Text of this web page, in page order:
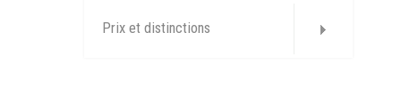
Prix et distinctions